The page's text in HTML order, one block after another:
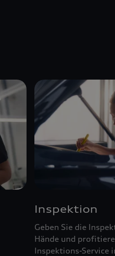
Inspektion
Geben Sie die
Hände und
Inspektions-Service